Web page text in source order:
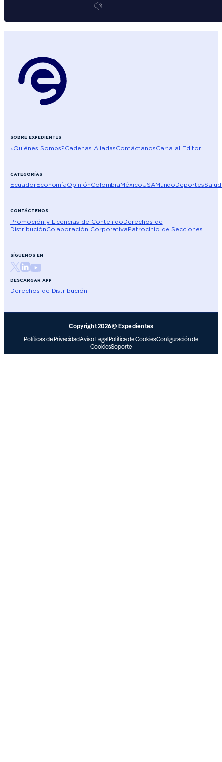
SOBRE EXPEDIENTES
¿Quiénes Somos?Cadenas AliadasContáctanosCarta al Editor
CATEGORÍAS
EcuadorEconomíaOpiniónColombiaMéxicoUSAMundoDeportesSalud
CONTÁCTENOS
Promoción y Licencias de ContenidoDerechos de
DistribuciónColaboración CorporativaPatrocinio de Secciones
SÍGUENOS EN
DESCARGAR APP
Derechos de Distribución
Copyright 2026 © Expedientes
Políticas de PrivacidadAviso LegalPolítica de CookiesConfiguración de
CookiesSoporte